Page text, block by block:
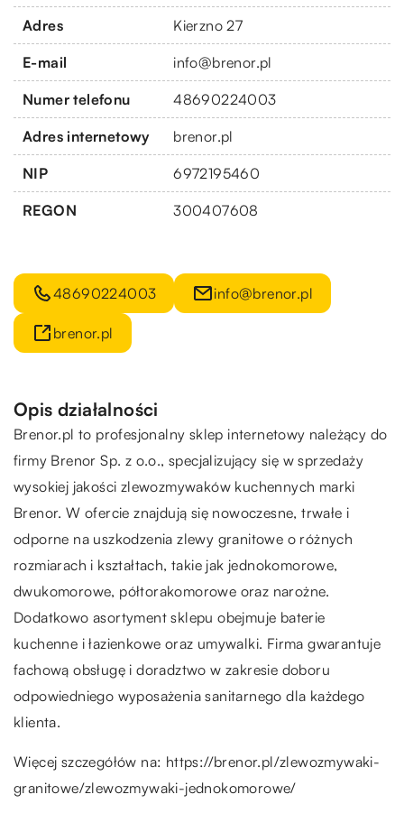
Adres Kierzno 27
E-mail info@brenor.pl
Numer telefonu 48690224003
Adres internetowy brenor.pl
NIP 6972195460
REGON 300407608
48690224003 info@brenor.pl
brenor.pl
Opis działalności
Brenor.pl to profesjonalny sklep internetowy należący do
firmy Brenor Sp. z o.o., specjalizujący się w sprzedaży
wysokiej jakości zlewozmywaków kuchennych marki
Brenor. W ofercie znajdują się nowoczesne, trwałe i
odporne na uszkodzenia zlewy granitowe o różnych
rozmiarach i kształtach, takie jak jednokomorowe,
dwukomorowe, półtorakomorowe oraz narożne.
Dodatkowo asortyment sklepu obejmuje baterie
kuchenne i łazienkowe oraz umywalki. Firma gwarantuje
fachową obsługę i doradztwo w zakresie doboru
odpowiedniego wyposażenia sanitarnego dla każdego
klienta.
Więcej szczegółów na: https://brenor.pl/zlewozmywaki-
granitowe/zlewozmywaki-jednokomorowe/